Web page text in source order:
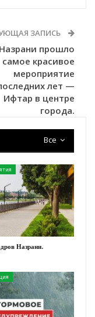
ЗАПИСЬ
прошло
самое красивое
мероприятие
лет —
Ифтар в центре
города.
Все
Назрани.